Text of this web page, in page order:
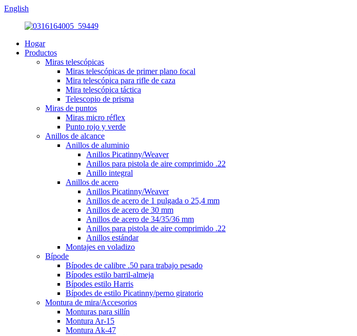
English
Hogar
Productos
Miras telescópicas
Miras telescópicas de primer plano focal
Mira telescópica para rifle de caza
Mira telescópica táctica
Telescopio de prisma
Miras de puntos
Miras micro réflex
Punto rojo y verde
Anillos de alcance
Anillos de aluminio
Anillos Picatinny/Weaver
Anillos para pistola de aire comprimido .22
Anillo integral
Anillos de acero
Anillos Picatinny/Weaver
Anillos de acero de 1 pulgada o 25,4 mm
Anillos de acero de 30 mm
Anillos de acero de 34/35/36 mm
Anillos para pistola de aire comprimido .22
Anillos estándar
Montajes en voladizo
Bípode
Bípodes de calibre .50 para trabajo pesado
Bípodes estilo barril-almeja
Bípodes estilo Harris
Bípodes de estilo Picatinny/perno giratorio
Montura de mira/Accesorios
Monturas para sillín
Montura Ar-15
Montura Ak-47